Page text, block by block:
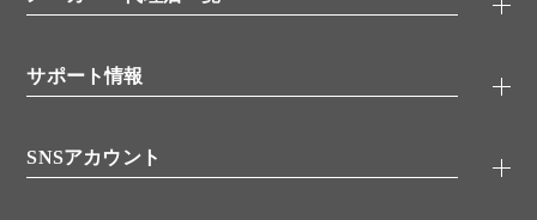
学会・展示スケジュール
シグナル伝達
糖類／レクチン
分子生物
代理店
サポート情報
アプリケーションノート
SNSアカウント